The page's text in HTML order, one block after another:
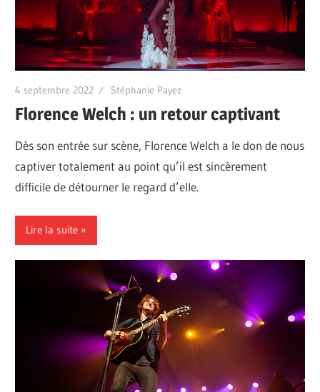
4 septembre 2022 Stéphanie Payez
Florence Welch : un retour captivant
Dès son entrée sur scène, Florence Welch a le don de nous
captiver totalement au point qu’il est sincèrement
difficile de détourner le regard d’elle.
Lire la suite